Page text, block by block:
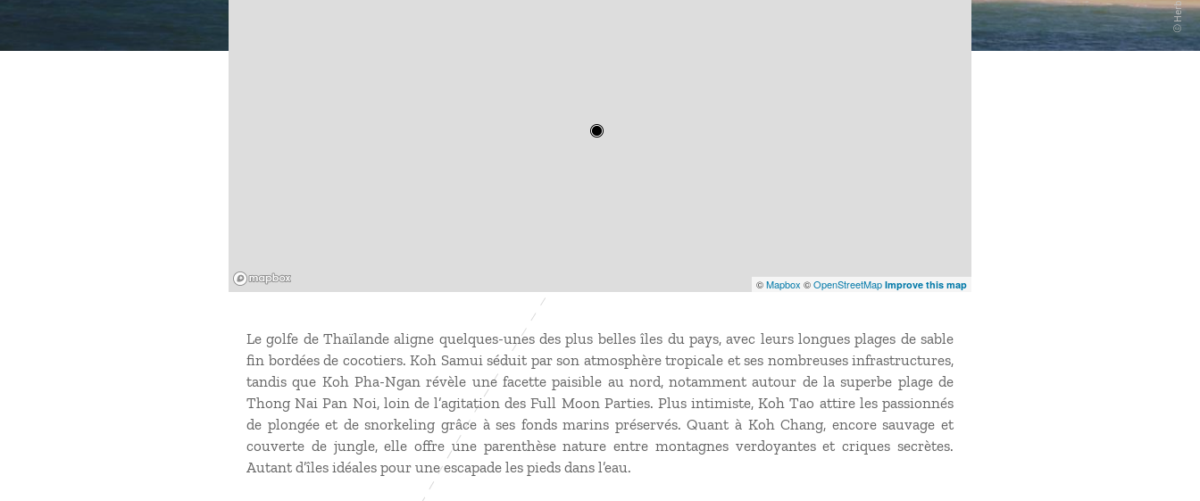
©Mapbox ©OpenStreetMap Improve this map
Le golfe de Thaïlande aligne quelques-unes des plus belles îles du pays, avec leurs longues plages de sable
fin bordées de cocotiers. Koh Samui séduit par son atmosphère tropicale et ses nombreuses infrastructures,
tandis que Koh Pha-Ngan révèle une facette paisible au nord, notamment autour de la superbe plage de
Thong Nai Pan Noi, loin de l’agitation des Full Moon Parties. Plus intimiste, Koh Tao attire les passionnés
de plongée et de snorkeling grâce à ses fonds marins préservés. Quant à Koh Chang, encore sauvage et
couverte de jungle, elle offre une parenthèse nature entre montagnes verdoyantes et criques secrètes.
Autant d’îles idéales pour une escapade les pieds dans l’eau.